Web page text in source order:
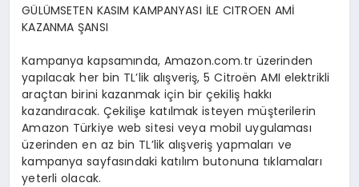
GÜLÜMSETEN KASIM KAMPANYASI İLE CITROEN AMİ
KAZANMA ŞANSI
Kampanya kapsamında, Amazon.com.tr üzerinden
yapılacak her bin TL’lik alışveriş, 5 Citroën AMI elektrikli
araçtan birini kazanmak için bir çekiliş hakkı
kazandıracak. Çekilişe katılmak isteyen müşterilerin
Amazon Türkiye web sitesi veya mobil uygulaması
üzerinden en az bin TL’lik alışveriş yapmaları ve
kampanya sayfasındaki katılım butonuna tıklamaları
yeterli olacak.